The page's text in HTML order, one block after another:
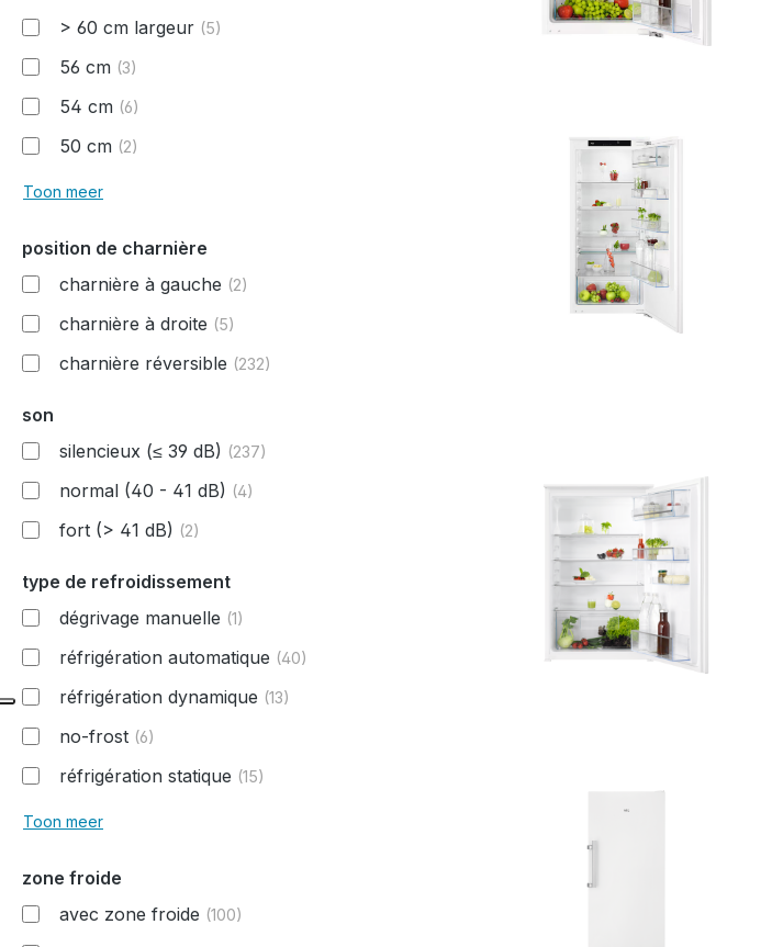
> 60 cm largeur (5)
56 cm (3)
54 cm (6)
50 cm (2)
Toon meer
position de charnière
charnière à gauche (2)
charnière à droite (5)
charnière réversible (232)
son
silencieux (≤ 39 dB) (237)
normal (40 - 41 dB) (4)
fort (> 41 dB) (2)
type de refroidissement
dégrivage manuelle (1)
réfrigération automatique (40)
réfrigération dynamique (13)
no-frost (6)
réfrigération statique (15)
Toon meer
zone froide
avec zone froide (100)